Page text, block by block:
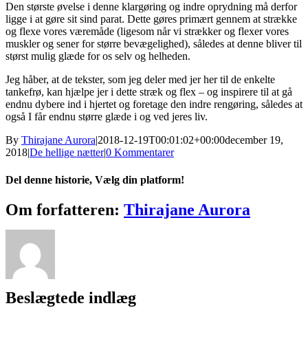
Den største øvelse i denne klargøring og indre oprydning må derfor
ligge i at gøre sit sind parat. Dette gøres primært gennem at strække
og flexe vores væremåde (ligesom når vi strækker og flexer vores
muskler og sener for større bevægelighed), således at denne bliver til
størst mulig glæde for os selv og helheden.
Jeg håber, at de tekster, som jeg deler med jer her til de enkelte
tankefrø, kan hjælpe jer i dette stræk og flex – og inspirere til at gå
endnu dybere ind i hjertet og foretage den indre rengøring, således at
også I får endnu større glæde i og ved jeres liv.
By Thirajane Aurora|2018-12-19T00:01:02+00:00december 19,
2018|De hellige nætter|0 Kommentarer
Del denne historie, Vælg din platform!
Facebook
X
Reddit
LinkedIn
WhatsApp
Telegram
Tumblr
Pinterest
Vk
Xing
E-
mail
Om forfatteren: Thirajane Aurora
Beslægtede indlæg